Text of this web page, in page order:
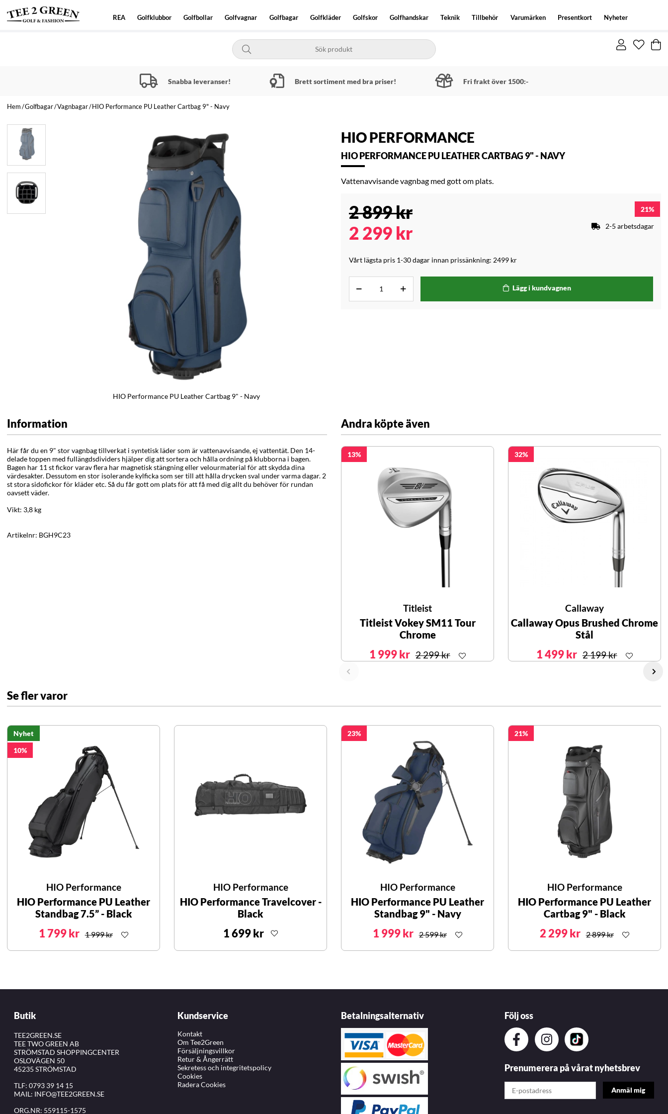
REA Golfklubbor Golfbollar Golfvagnar Golfbagar Golfkläder Golfskor Golfhandskar Teknik Tillbehör Varumärken Presentkort Nyheter
Snabba leveranser! Brett sortiment med bra priser! Fri frakt över 1500:-
Hem Golfbagar Vagnbagar HIO Performance PU Leather Cartbag 9" - Navy
HIO Performance PU Leather Cartbag 9" - Navy
HIO PERFORMANCE
HIO PERFORMANCE PU LEATHER CARTBAG 9" - NAVY
Vattenavvisande vagnbag med gott om plats.
2 899kr
2 299 kr
Vårt lägsta pris 1-30 dagar innan prissänkning: 2499 kr
21
2-5 arbetsdagar
Lägg i kundvagnen
Information
Här får du en 9" stor vagnbag tillverkat i syntetisk läder som är vattenavvisande, ej vattentät. Den 14-
delade toppen med fullängdsdividers hjälper dig att sortera och hålla ordning på klubborna i bagen.
Bagen har 11 st fickor varav flera har magnetisk stängning eller velourmaterial för att skydda dina
värdesakter. Dessutom en stor isolerande kylficka som ser till att hålla drycken sval under varma dagar. 2
st stora sidofickor för kläder etc. Så du får gott om plats för att få med dig allt du behöver för rundan
oavsett väder.
Vikt: 3,8 kg
Artikelnr: BGH9C23
Andra köpte även
13
Titleist
Titleist Vokey SM11 Tour
Chrome
1 999 kr 2 299 kr
32
Callaway
Callaway Opus Brushed Chrome
Stål
1 499 kr 2 199 kr
Se fler varor
Nyhet
10
HIO Performance
HIO Performance PU Leather
Standbag 7.5” - Black
1 799 kr 1 999 kr
HIO Performance
HIO Performance Travelcover -
Black
1 699 kr
23
HIO Performance
HIO Performance PU Leather
Standbag 9" - Navy
1 999 kr 2 599 kr
21
HIO Performance
HIO Performance PU Leather
Cartbag 9" - Black
2 299 kr 2 899 kr
Butik
TEE2GREEN.SE
TEE TWO GREEN AB
STRÖMSTAD SHOPPINGCENTER
OSLOVÄGEN 50
45235 STRÖMSTAD
TLF: 0793 39 14 15
MAIL: INFO@TEE2GREEN.SE
ORG.NR: 559115-1575
Kundservice
Kontakt
Om Tee2Green
Försäljningsvillkor
Retur & Ångerrätt
Sekretess och integritetspolicy
Cookies
Radera Cookies
Betalningsalternativ Följ oss
Prenumerera på vårat nyhetsbrev